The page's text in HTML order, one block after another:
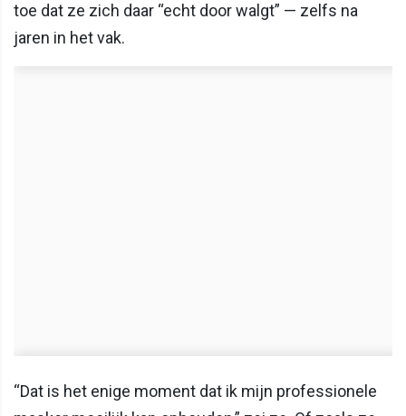
toe dat ze zich daar “echt door walgt” — zelfs na
jaren in het vak.
“Dat is het enige moment dat ik mijn professionele